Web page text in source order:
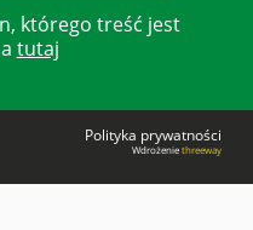
którego treść jest
tutaj
Polityka prywatności
Wdrożeniethreeway